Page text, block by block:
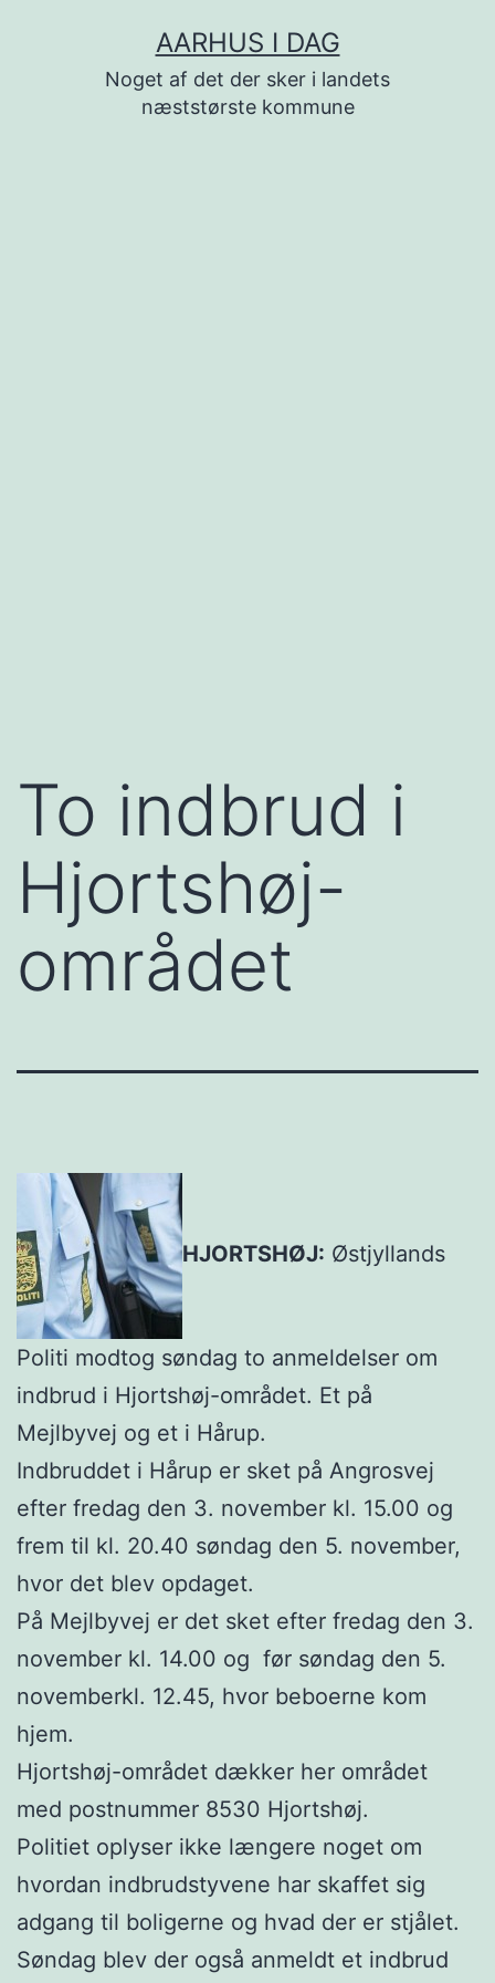
AARHUS I DAG
Noget af det der sker i landets
næststørste kommune
To indbrud i
Hjortshøj-
området
HJORTSHØJ: Østjyllands
Politi modtog søndag to anmeldelser om
indbrud i Hjortshøj-området. Et på
Mejlbyvej og et i Hårup.
Indbruddet i Hårup er sket på Angrosvej
efter fredag den 3. november kl. 15.00 og
frem til kl. 20.40 søndag den 5. november,
hvor det blev opdaget.
På Mejlbyvej er det sket efter fredag den 3.
november kl. 14.00 og før søndag den 5.
novemberkl. 12.45, hvor beboerne kom
hjem.
Hjortshøj-området dækker her området
med postnummer 8530 Hjortshøj.
Politiet oplyser ikke længere noget om
hvordan indbrudstyvene har skaffet sig
adgang til boligerne og hvad der er stjålet.
Søndag blev der også anmeldt et indbrud